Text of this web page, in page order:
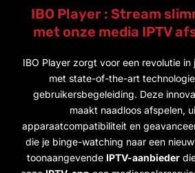
IBO Player : Stream
met onze media IPTV
IBO Player zorgt voor een revolutie
met state-of-the-art
gebruikersbegeleiding. Deze
maakt naadloos afspelen,
apparaatcompatibiliteit en
die je binge-watching naar een
toonaangevende IPTV-aanbieder